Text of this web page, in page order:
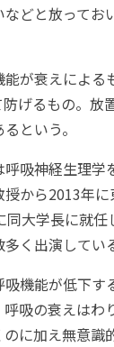
どと放ってお
が衰えによる
げるもの。放
という。
吸神経生理学
から2013年
大学長に就任
く出演してい
機能が低下す
吸の衰えはわ
に加え無意識